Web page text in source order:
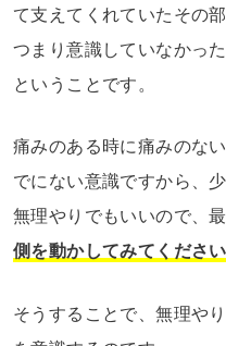
て支えてくれていたその
つまり意識していなかっ
ということです。
痛みのある時に痛みのな
でにない意識ですから、
無理やりでもいいので、
側を動かしてみてください
そうすることで、無理や